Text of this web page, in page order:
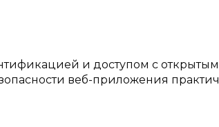
и доступом с открытым
веб-приложения